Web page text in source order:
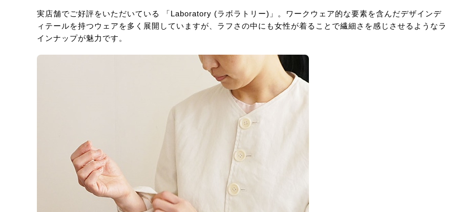
実店舗でご好評をいただいている 「Laboratory (ラボラトリー)」。ワークウェア的な要素を含んだデザインデ
ィテールを持つウェアを多く展開していますが、ラフさの中にも女性が着ることで繊細さを感じさせるようなラ
インナップが魅力です。